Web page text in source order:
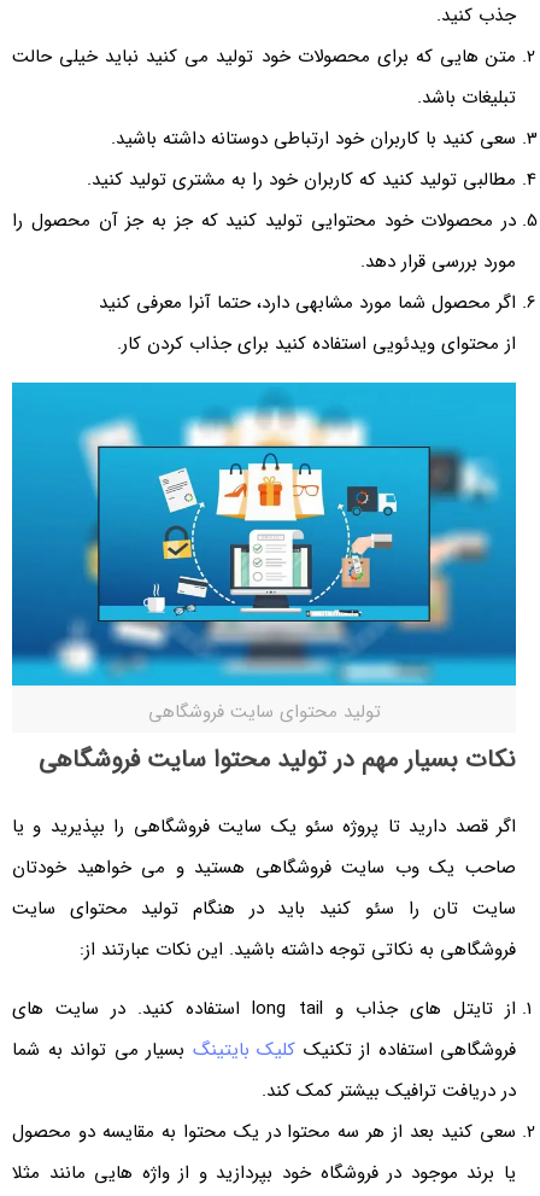
جذب کنید.
متن هایی که برای محصولات خود تولید می کنید نباید خیلی حالت
تبلیغات باشد.
سعی کنید با کاربران خود ارتباطی دوستانه داشته باشید.
مطالبی تولید کنید که کاربران خود را به مشتری تولید کنید.
در محصولات خود محتوایی تولید کنید که جز به جز آن محصول را
مورد بررسی قرار دهد.
اگر محصول شما مورد مشابهی دارد، حتما آنرا معرفی کنید
از محتوای ویدئویی استفاده کنید برای جذاب کردن کار.
تولید محتوای سایت فروشگاهی
نکات بسیار مهم در تولید محتوا سایت فروشگاهی
اگر قصد دارید تا پروژه سئو یک سایت فروشگاهی را بپذیرید و یا
صاحب یک وب سایت فروشگاهی هستید و می خواهید خودتان
سایت تان را سئو کنید باید در هنگام تولید محتوای سایت
فروشگاهی به نکاتی توجه داشته باشید. این نکات عبارتند از:
از تایتل های جذاب و long tail استفاده کنید. در سایت های
فروشگاهی استفاده از تکنیک کلیک بایتینگبسیار می تواند به شما
در دریافت ترافیک بیشتر کمک کند.
سعی کنید بعد از هر سه محتوا در یک محتوا به مقایسه دو محصول
یا برند موجود در فروشگاه خود بپردازید و از واژه هایی مانند مثلا